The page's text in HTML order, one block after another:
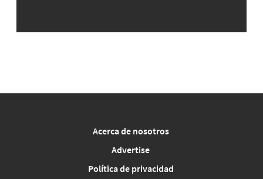
Acerca de nosotros
Advertise
Política de privacidad